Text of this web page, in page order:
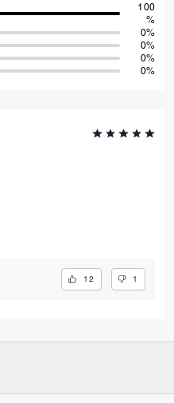
100
%
0%
0%
0%
0%
12 1